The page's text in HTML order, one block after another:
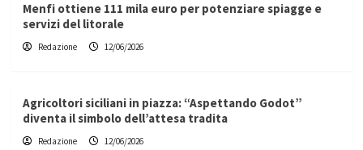
Menfi ottiene 111 mila euro per potenziare spiagge e
servizi del litorale
Redazione 12/06/2026
Agricoltori siciliani in piazza: “Aspettando Godot”
diventa il simbolo dell’attesa tradita
Redazione 12/06/2026